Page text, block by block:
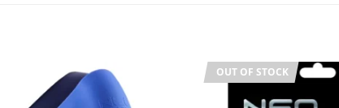
OUT OF STOCK